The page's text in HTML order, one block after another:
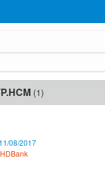
(1)
08/2017